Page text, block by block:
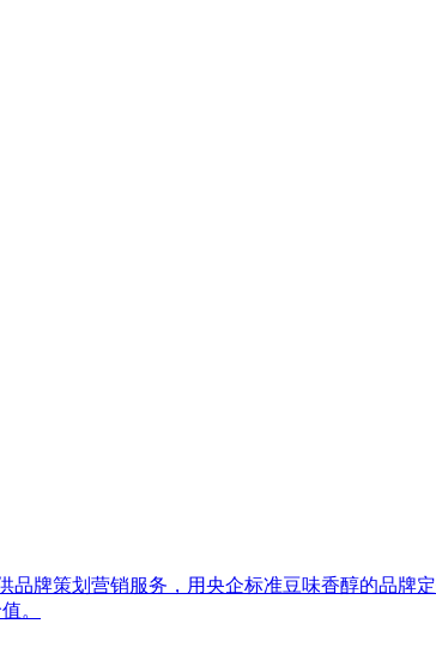
牌策划营销服务，用央企标准豆味香醇的品牌
。